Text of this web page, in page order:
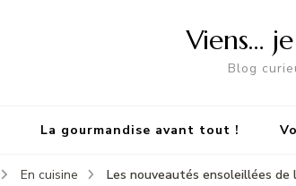
Viens…
Blog
La gourmandise avant tout !
En cuisine Les nouveautés ensoleillées de